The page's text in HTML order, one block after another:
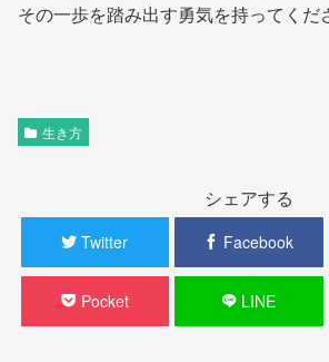
その一歩を踏み出す勇気を持ってくだ
生き方
シェアする
Twitter Facebook
Pocket LINE